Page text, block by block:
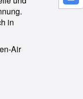
in
Air